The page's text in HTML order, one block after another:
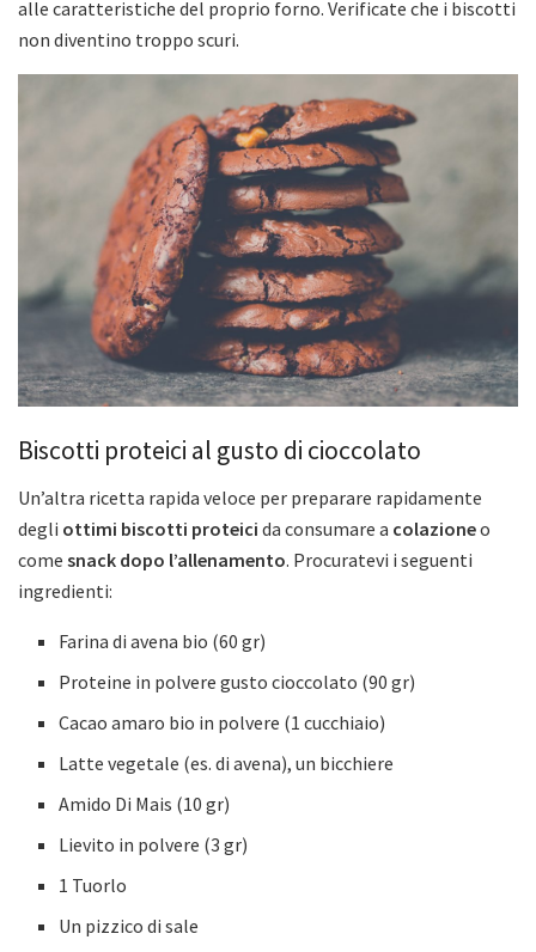
alle caratteristiche del proprio forno. Verificate che i biscotti
non diventino troppo scuri.
Biscotti proteici al gusto di cioccolato
Un’altra ricetta rapida veloce per preparare rapidamente
degli ottimi biscotti proteici da consumare a colazioneo
come snack dopo l’allenamento. Procuratevi i seguenti
ingredienti:
Farina di avena bio (60 gr)
Proteine in polvere gusto cioccolato (90 gr)
Cacao amaro bio in polvere (1 cucchiaio)
Latte vegetale (es. di avena), un bicchiere
Amido Di Mais (10 gr)
Lievito in polvere (3 gr)
1 Tuorlo
Un pizzico di sale